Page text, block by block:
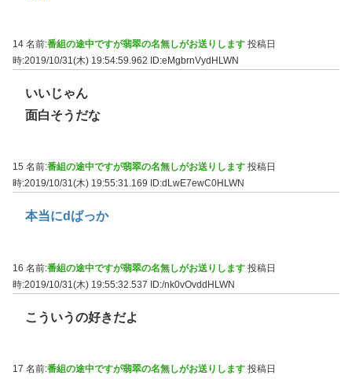
14 名前:番組の途中ですが翡翠の名無しがお送りします 投稿日
時:2019/10/31(木) 19:54:59.962 ID:eMgbrnVydHLWN
いいじゃん
面白そうだな
15 名前:番組の途中ですが翡翠の名無しがお送りします 投稿日
時:2019/10/31(木) 19:55:31.169
ID:dLwE7ewC0HLWN
本当にdばっか
16 名前:番組の途中ですが翡翠の名無しがお送りします 投稿日
時:2019/10/31(木) 19:55:32.537 ID:/nk0vOvddHLWN
こういうの好きだよ
17 名前:番組の途中ですが翡翠の名無しがお送りします 投稿日